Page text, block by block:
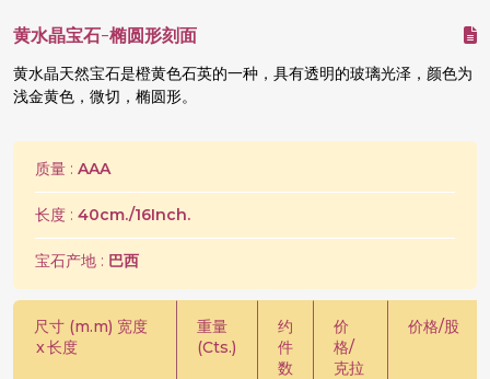
黄水晶宝石-椭圆形刻面
黄水晶天然宝石是橙黄色石英的一种，具有透明的玻璃光泽，颜色为
浅金黄色，微切，椭圆形。
质量 : AAA
长度 : 40cm./16Inch.
宝石产地 : 巴西
尺寸 (m.m) 宽度
x长度
重量
(Cts.)
约
件
数
价
格/
克拉
价格/股